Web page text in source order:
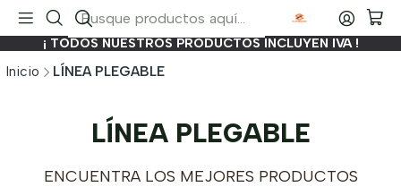
¡ TODOS NUESTROS PRODUCTOS INCLUYEN IVA !
Inicio LÍNEA PLEGABLE
LÍNEA PLEGABLE
ENCUENTRA LOS MEJORES PRODUCTOS